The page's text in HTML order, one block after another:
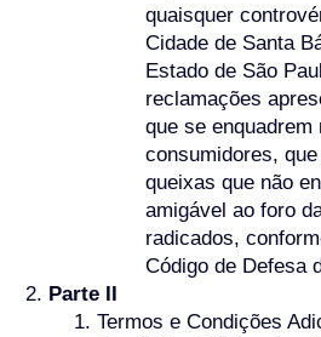
quaisquer
Cidade de Santa
Estado de São
reclamações
que se
consumidores,
queixas que não
amigável ao foro
radicados,
Código de Defesa
Parte II
Termos e Condições